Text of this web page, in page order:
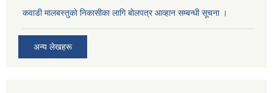
कवाडी मालबस्तुकाे निकासीका लागि बाेलपत्र आव्हान सम्बन्धी सूचना ।
अन्य लेखहरू